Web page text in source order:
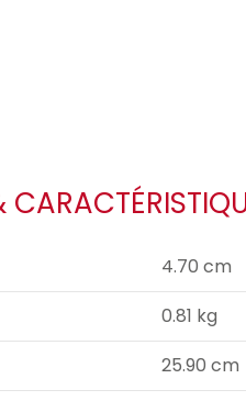
4.70 cm
0.81 kg
25.90 cm